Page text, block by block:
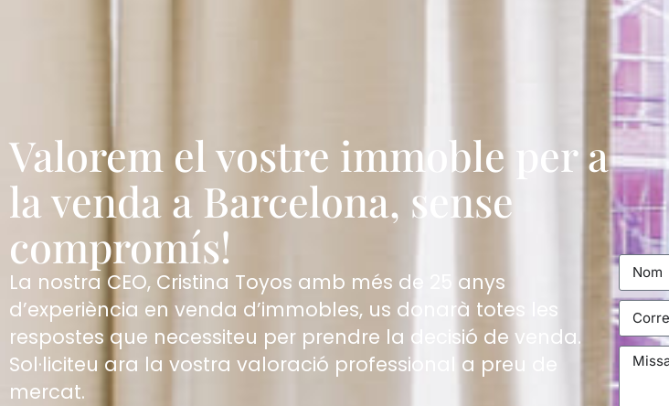
Valorem el vostre immoble per a
la venda a Barcelona, ​​sense
compromís!
La nostra CEO, Cristina Toyos amb més de 25 anys
d’experiència en venda d’immobles, us donarà totes les
respostes que necessiteu per prendre la decisió de venda.
Sol·liciteu ara la vostra valoració professional a preu de
mercat.